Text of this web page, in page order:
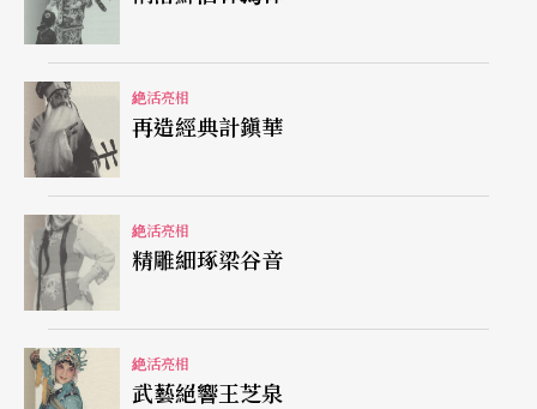
特約撰述｜孫嘉穗
絶活亮相
再造經典計鎭華
絶活亮相
精雕細琢梁谷音
絶活亮相
武藝絕響王芝泉